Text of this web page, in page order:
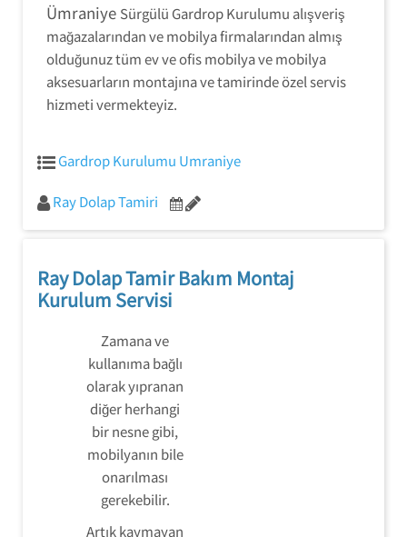
Ümraniye Sürgülü Gardrop Kurulumu alışveriş
mağazalarından ve mobilya firmalarından almış
olduğunuz tüm ev ve ofis mobilya ve mobilya
aksesuarların montajına ve tamirinde özel servis
hizmeti vermekteyiz.
Gardrop Kurulumu Umraniye
Ray Dolap Tamiri
Ray Dolap Tamir Bakım Montaj
Kurulum Servisi
Zamana ve
kullanıma bağlı
olarak yıpranan
diğer herhangi
bir nesne gibi,
mobilyanın bile
onarılması
gerekebilir.
Artık kaymayan